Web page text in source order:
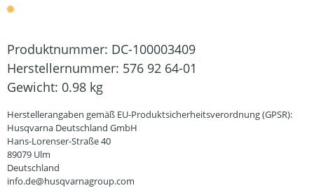
Produktnummer: DC-100003409
Herstellernummer: 576 92 64-01
Gewicht: 0.98 kg
Herstellerangaben gemäß EU-Produktsicherheitsverordnung (GPSR):
Husqvarna Deutschland GmbH
Hans-Lorenser-Straße 40
89079 Ulm
Deutschland
info.de@husqvarnagroup.com